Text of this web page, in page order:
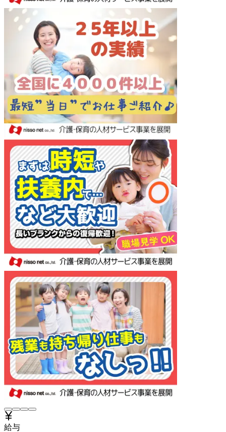
給与